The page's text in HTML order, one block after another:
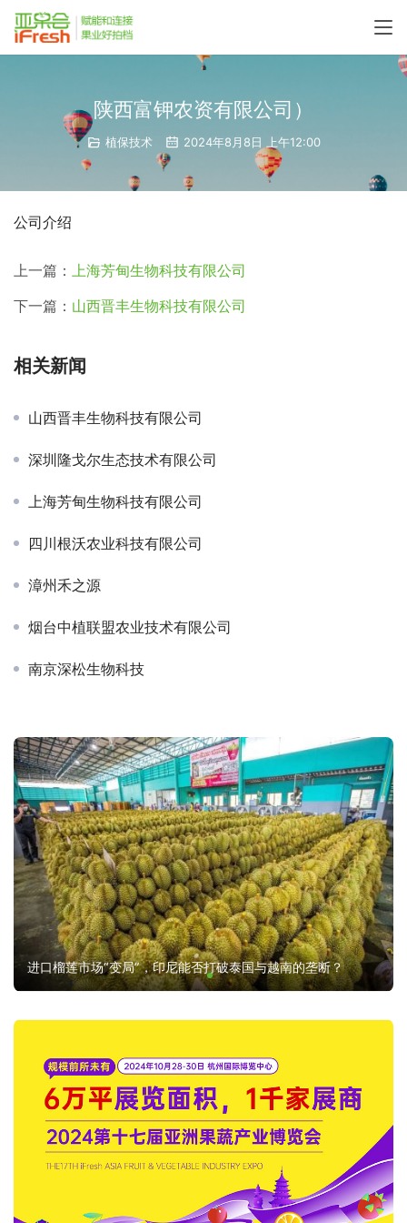
陕西富钾农资有限公司）
植保技术 2024年8月8日 上午12:00
公司介绍
上一篇： 上海芳甸生物科技有限公司
下一篇： 山西晋丰生物科技有限公司
相关新闻
山西晋丰生物科技有限公司
深圳隆戈尔生态技术有限公司
上海芳甸生物科技有限公司
四川根沃农业科技有限公司
漳州禾之源
烟台中植联盟农业技术有限公司
南京深松生物科技
进口榴莲市场“变局”，印尼能否打破泰国与越南的垄断？